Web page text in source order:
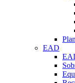
EAD